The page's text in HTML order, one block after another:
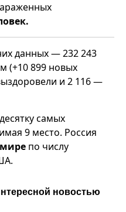
данных — 232 243
(+10 899 новых
и 2 116 —
самых
9 место. Россия
по числу
новостью